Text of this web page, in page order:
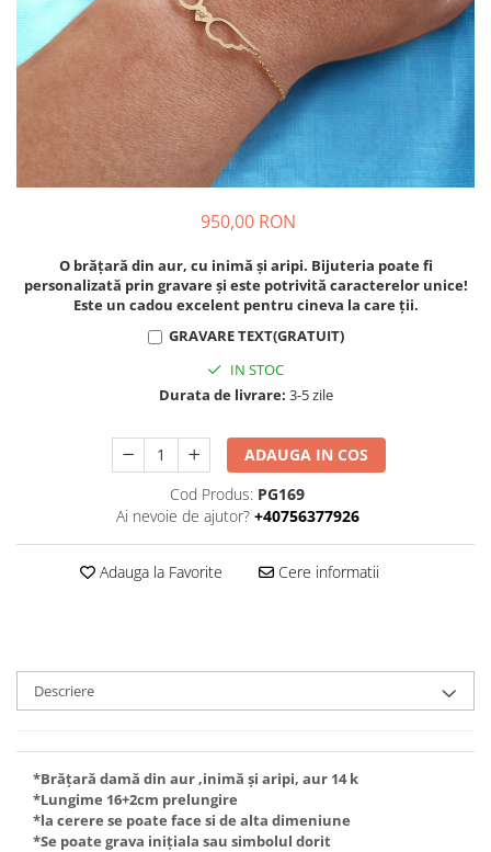
950,00 RON
O brățară din aur, cu inimă și aripi. Bijuteria poate fi
personalizată prin gravare și este potrivită caracterelor unice!
Este un cadou excelent pentru cineva la care ții.
GRAVARE TEXT(GRATUIT)
IN STOC
Durata de livrare: 3-5 zile
ADAUGA IN COS
Cod Produs: PG169
Ai nevoie de ajutor? +40756377926
Adauga la Favorite Cere informatii
Descriere
*Brățară damă din aur ,inimă și aripi, aur 14 k
*Lungime 16+2cm prelungire
*la cerere se poate face si de alta dimeniune
*Se poate grava inițiala sau simbolul dorit